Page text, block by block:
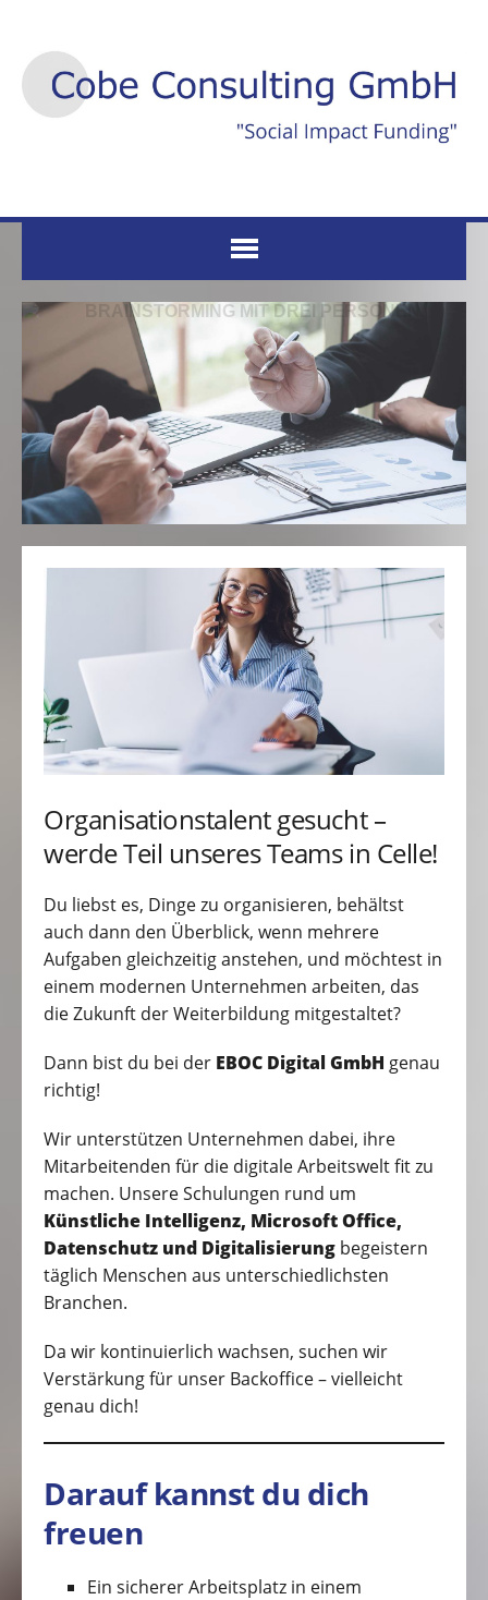
Organisationstalent gesucht –
werde Teil unseres Teams in Celle!
Du liebst es, Dinge zu organisieren, behältst
auch dann den Überblick, wenn mehrere
Aufgaben gleichzeitig anstehen, und möchtest in
einem modernen Unternehmen arbeiten, das
die Zukunft der Weiterbildung mitgestaltet?
Dann bist du bei der EBOC Digital GmbH genau
richtig!
Wir unterstützen Unternehmen dabei, ihre
Mitarbeitenden für die digitale Arbeitswelt fit zu
machen. Unsere Schulungen rund um
Künstliche Intelligenz, Microsoft Office,
Datenschutz und Digitalisierung begeistern
täglich Menschen aus unterschiedlichsten
Branchen.
Da wir kontinuierlich wachsen, suchen wir
Verstärkung für unser Backoffice – vielleicht
genau dich!
Darauf kannst du dich
freuen
Ein sicherer Arbeitsplatz in einem